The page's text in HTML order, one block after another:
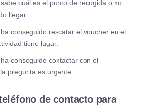
cuál es el punto de recogida o no
llegar.
conseguido rescatar el voucher en el
tiene lugar.
conseguido contactar con el
pregunta es urgente.
de contacto para